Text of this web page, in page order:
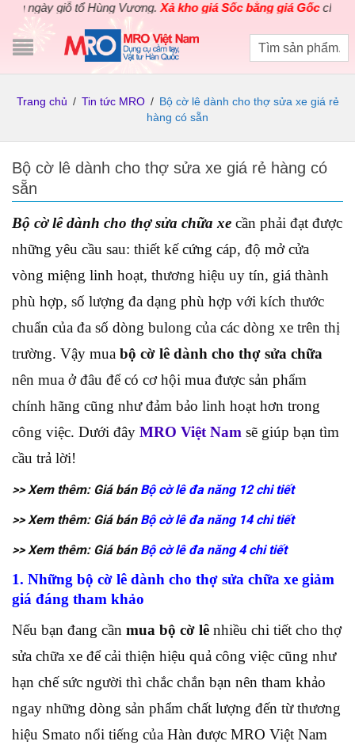
giỗ tổ Hùng Vương.Xả kho giá Sốc bằng giá Gốccho các sản
Trang chủ / Tin tức MRO / Bộ cờ lê dành cho thợ sửa xe giá rẻ
hàng có sẵn
Bộ cờ lê dành cho thợ sửa xe giá rẻ hàng có
sẵn
Bộ cờ lê dành cho thợ sửa chữa xe cần phải đạt được
những yêu cầu sau: thiết kế cứng cáp, độ mở cửa
vòng miệng linh hoạt, thương hiệu uy tín, giá thành
phù hợp, số lượng đa dạng phù hợp với kích thước
chuẩn của đa số dòng bulong của các dòng xe trên thị
trường. Vậy mua bộ cờ lê dành cho thợ sửa chữa
nên mua ở đâu để có cơ hội mua được sản phẩm
chính hãng cũng như đảm bảo linh hoạt hơn trong
công việc. Dưới đây MRO Việt Nam sẽ giúp bạn tìm
cầu trả lời!
>> Xem thêm: Giá bán Bộ cờ lê đa năng 12 chi tiết
>> Xem thêm: Giá bán Bộ cờ lê đa năng 14 chi tiết
>> Xem thêm: Giá bán Bộ cờ lê đa năng 4 chi tiết
1. Những bộ cờ lê dành cho thợ sửa chữa xe giảm
giá đáng tham khảo
Nếu bạn đang cần mua bộ cờ lê nhiều chi tiết cho thợ
sửa chữa xe để cải thiện hiệu quả công việc cũng như
hạn chế sức người thì chắc chắn bạn nên tham khảo
ngay những dòng sản phẩm chất lượng đến từ thương
hiệu Smato nổi tiếng của Hàn được MRO Việt Nam